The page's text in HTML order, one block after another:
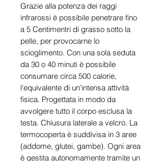
Grazie alla potenza dei raggi
infrarossi è possibile penetrare fino
a 5 Centimentri di grasso sotto la
pelle, per provocarne lo
scioglimento. Con una sola seduta
da 30 o 40 minuti è possibile
consumare circa 500 calorie,
l'equivalente di un'intensa attività
fisica. Progettata in modo da
avvolgere tutto il corpo esclusa la
testa. Chiusura laterale a velcro. La
termocoperta è suddivisa in 3 aree
(addome, glutei, gambe). Ogni area
è gestita autonomamente tramite un